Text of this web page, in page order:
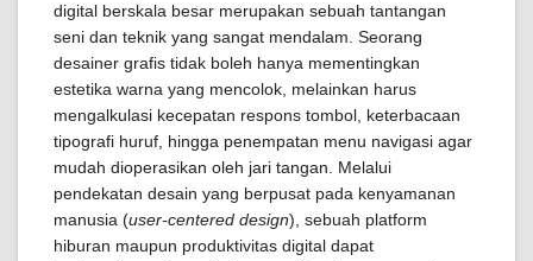
digital berskala besar merupakan sebuah tantangan
seni dan teknik yang sangat mendalam. Seorang
desainer grafis tidak boleh hanya mementingkan
estetika warna yang mencolok, melainkan harus
mengalkulasi kecepatan respons tombol, keterbacaan
tipografi huruf, hingga penempatan menu navigasi agar
mudah dioperasikan oleh jari tangan. Melalui
pendekatan desain yang berpusat pada kenyamanan
manusia (user-centered design), sebuah platform
hiburan maupun produktivitas digital dapat